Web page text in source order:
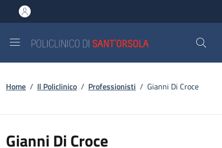
al contenuto principale
to footer content
Briciole di pane
Home / Il Policlinico / Professionisti / Gianni Di Croce
Gianni Di Croce